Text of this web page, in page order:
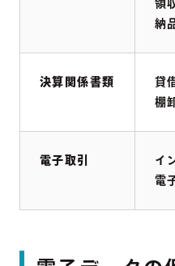
領
納
決算関係書類
貸
棚
電子取引
イ
電